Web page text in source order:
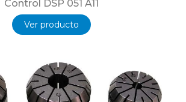
Control DSP 051 A11
Ver producto